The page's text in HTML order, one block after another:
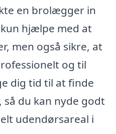
en brolægger in
hjælpe med at
men også sikre, at
og til
dig tid til at finde
du kan nyde godt
udendørsareal i